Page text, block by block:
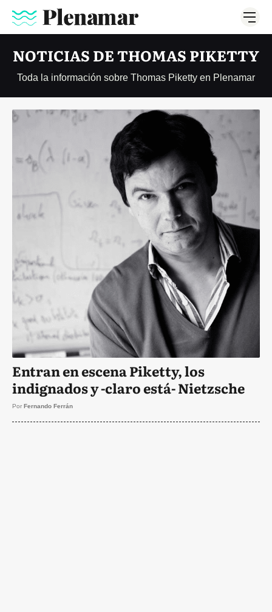
NOTICIAS DE THOMAS PIKETTY
Toda la información sobre Thomas Piketty en Plenamar
Entran en escena Piketty, los
indignados y -claro está- Nietzsche
Por Fernando Ferrán